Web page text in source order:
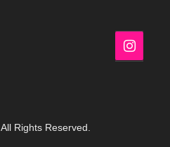
All Rights Reserved.